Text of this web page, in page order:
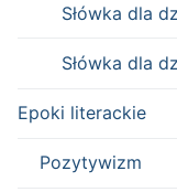
Słówka dla
Słówka dla
Epoki literackie
Pozytywizm